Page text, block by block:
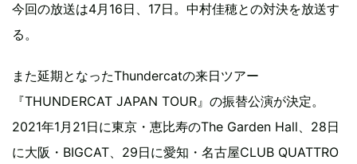
今回の放送は4月16日、17日。中村佳穂との対決を放送す
る。
また延期となったThundercatの来日ツアー
『THUNDERCAT JAPAN TOUR』の振替公演が決定。
2021年1月21日に東京・恵比寿のThe Garden Hall、28日
に大阪・BIGCAT、29日に愛知・名古屋CLUB QUATTRO